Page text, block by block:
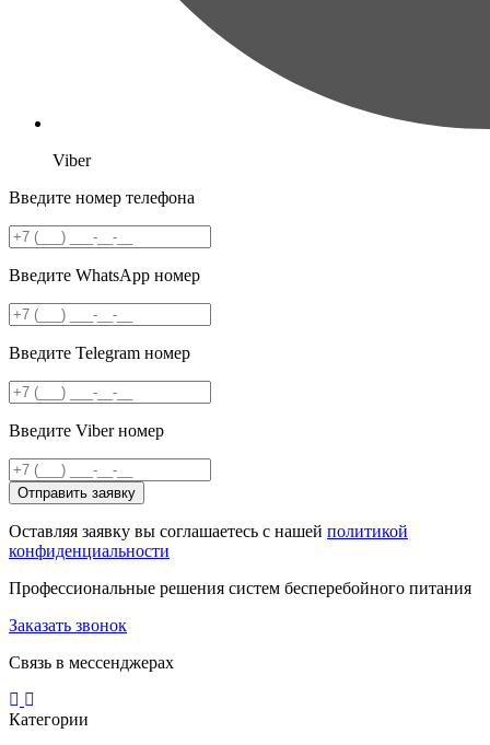
Viber
Введите номер телефона
Введите WhatsApp номер
Введите Telegram номер
Введите Viber номер
Отправить заявку
Оставляя заявку вы соглашаетесь с нашей политикой
конфиденциальности
Профессиональные решения систем бесперебойного питания
Заказать звонок
Связь в мессенджерах
Категории